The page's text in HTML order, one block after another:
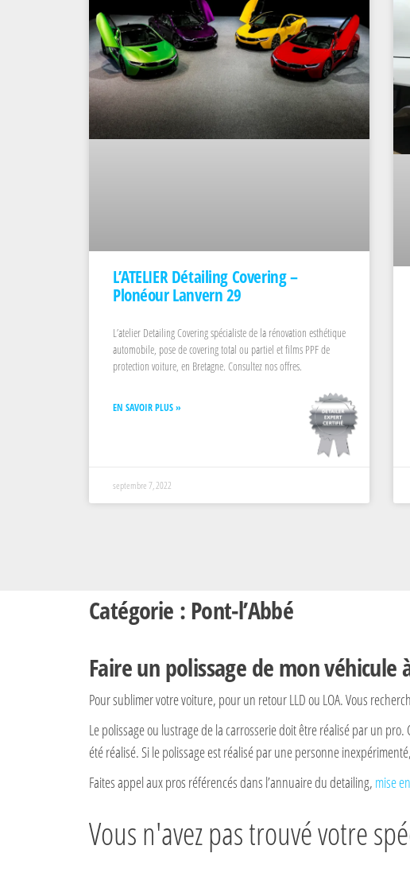
L’ATELIER Détailing Covering –
Plonéour Lanvern 29
L’atelier Detailing Covering spécialiste de la rénovation esthétique
automobile, pose de covering total ou partiel et films PPF de
protection voiture, en Bretagne. Consultez nos offres.
EN SAVOIR PLUS »
septembre 7, 2022
Catégorie : Pont-l’Abbé
Faire un polissage de mon véhicule
Pour sublimer votre voiture, pour un retour LLD ou LOA. Vous
Le polissage ou lustrage de la carrosserie doit être réalisé par un
été réalisé. Si le polissage est réalisé par une personne
Faites appel aux pros référencés dans l’annuaire du detailing, mise
Vous n'avez pas trouvé votre